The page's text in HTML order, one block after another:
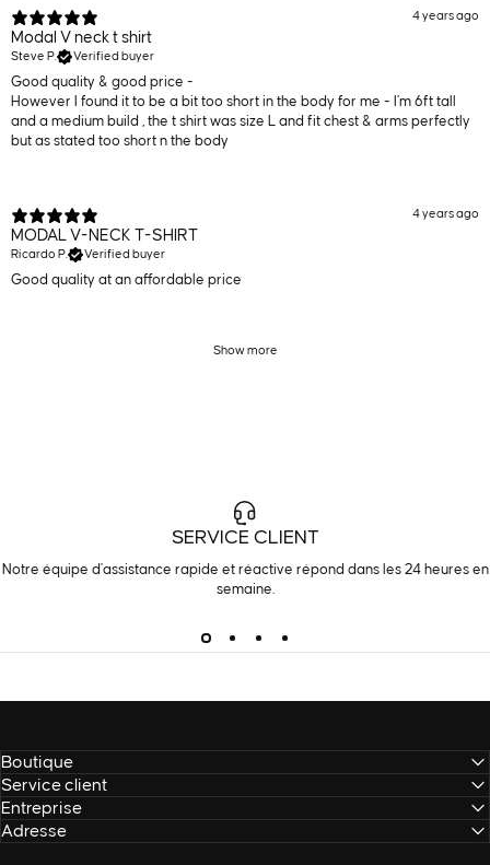
4 years ago
Modal V neck t shirt
Steve P. Verified buyer
Good quality & good price -
However I found it to be a bit too short in the body for me - I’m 6ft tall
and a medium build , the t shirt was size L and fit chest & arms perfectly
but as stated too short n the body
4 years ago
MODAL V-NECK T-SHIRT
Ricardo P. Verified buyer
Good quality at an affordable price
Show more
SERVICE CLIENT
Notre équipe d'assistance rapide et réactive répond dans les 24 heures en
semaine.
Boutique
Service client
Entreprise
Adresse